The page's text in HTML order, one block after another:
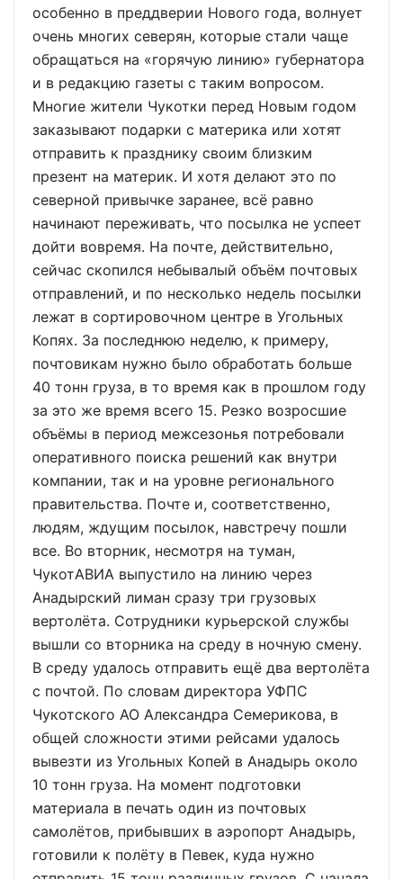
особенно в преддверии Нового года, волнует
очень многих северян, которые стали чаще
обращаться на «горячую линию» губернатора
и в редакцию газеты с таким вопросом.
Многие жители Чукотки перед Новым годом
заказывают подарки с материка или хотят
отправить к празднику своим близким
презент на материк. И хотя делают это по
северной привычке заранее, всё равно
начинают переживать, что посылка не успеет
дойти вовремя. На почте, действительно,
сейчас скопился небывалый объём почтовых
отправлений, и по несколько недель посылки
лежат в сортировочном центре в Угольных
Копях. За последнюю неделю, к примеру,
почтовикам нужно было обработать больше
40 тонн груза, в то время как в прошлом году
за это же время всего 15. Резко возросшие
объёмы в период межсезонья потребовали
оперативного поиска решений как внутри
компании, так и на уровне регионального
правительства. Почте и, соответственно,
людям, ждущим посылок, навстречу пошли
все. Во вторник, несмотря на туман,
ЧукотАВИА выпустило на линию через
Анадырский лиман сразу три грузовых
вертолёта. Сотрудники курьерской службы
вышли со вторника на среду в ночную смену.
В среду удалось отправить ещё два вертолёта
с почтой. По словам директора УФПС
Чукотского АО Александра Семерикова, в
общей сложности этими рейсами удалось
вывезти из Угольных Копей в Анадырь около
10 тонн груза. На момент подготовки
материала в печать один из почтовых
самолётов, прибывших в аэропорт Анадырь,
готовили к полёту в Певек, куда нужно